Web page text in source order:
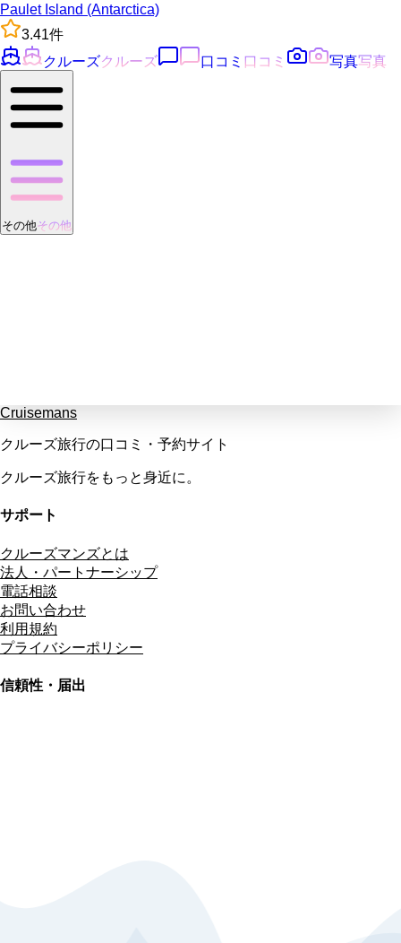
Paulet Island (Antarctica)
3.41件
クルーズクルーズ 口コミ 口コミ 写真写真
その他その他
Cruisemans
クルーズ旅行の口コミ・予約サイト
クルーズ旅行をもっと身近に。
サポート
クルーズマンズとは
法人・パートナーシップ
電話相談
お問い合わせ
利用規約
プライバシーポリシー
信頼性・届出